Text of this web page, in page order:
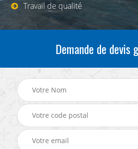
Travail de qualité
Demande de devis